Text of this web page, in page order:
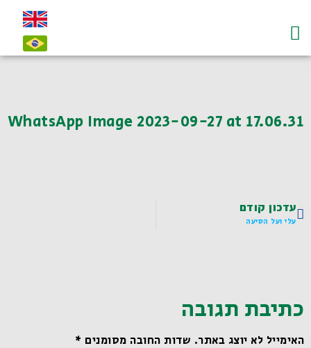
WhatsApp Image 2023-09-27 at 17.06.31
עדכון קודם
עלי ועל הסיעה
כתיבת תגובה
האימייל לא יוצג באתר. שדות החובה מסומנים *